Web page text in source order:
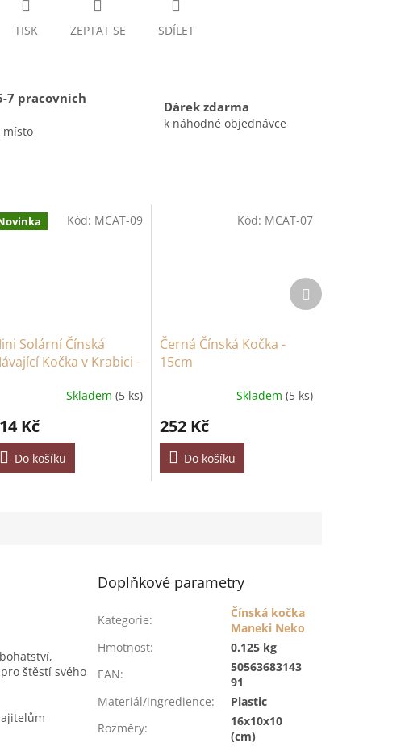
TISK ZEPTAT SE SDÍLET
7 pracovních
místo
Dárek zdarma
k náhodné objednávce
Solární Čínská
Kočka v Krabici -
Skladem(5 ks)
Kč
Do košíku
Kód: MCAT-09
Černá Čínská Kočka -
15cm
Skladem (5 ks)
252 Kč
Do košíku
Kód: MCAT-07
Další
produkt
štěstí svého
Doplňkové parametry
Kategorie:
Čínská kočka
Maneki Neko
Hmotnost:
0.125 kg
EAN:
50563683143
91
Materiál/ingredience:
Plastic
Rozměry:
16x10x10
(cm)